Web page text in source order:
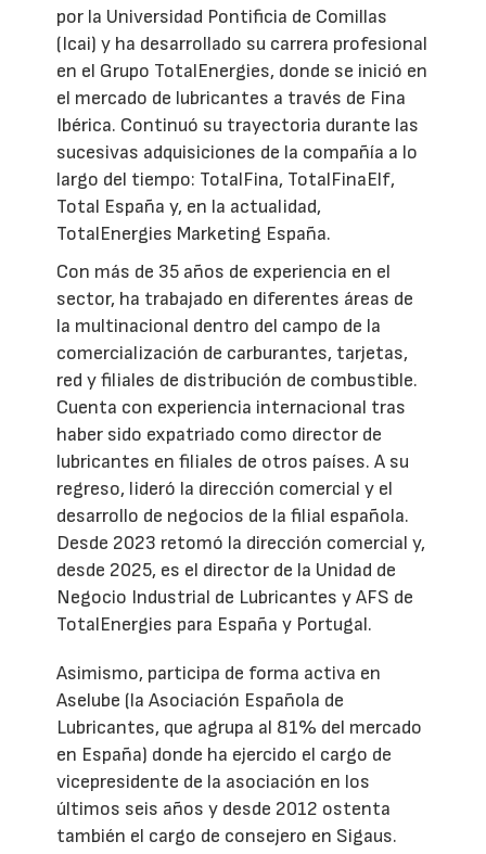
por la Universidad Pontificia de Comillas
(Icai) y ha desarrollado su carrera profesional
en el Grupo TotalEnergies, donde se inició en
el mercado de lubricantes a través de Fina
Ibérica. Continuó su trayectoria durante las
sucesivas adquisiciones de la compañía a lo
largo del tiempo: TotalFina, TotalFinaElf,
Total España y, en la actualidad,
TotalEnergies Marketing España.
Con más de 35 años de experiencia en el
sector, ha trabajado en diferentes áreas de
la multinacional dentro del campo de la
comercialización de carburantes, tarjetas,
red y filiales de distribución de combustible.
Cuenta con experiencia internacional tras
haber sido expatriado como director de
lubricantes en filiales de otros países. A su
regreso, lideró la dirección comercial y el
desarrollo de negocios de la filial española.
Desde 2023 retomó la dirección comercial y,
desde 2025, es el director de la Unidad de
Negocio Industrial de Lubricantes y AFS de
TotalEnergies para España y Portugal.
Asimismo, participa de forma activa en
Aselube (la Asociación Española de
Lubricantes, que agrupa al 81% del mercado
en España) donde ha ejercido el cargo de
vicepresidente de la asociación en los
últimos seis años y desde 2012 ostenta
también el cargo de consejero en Sigaus.